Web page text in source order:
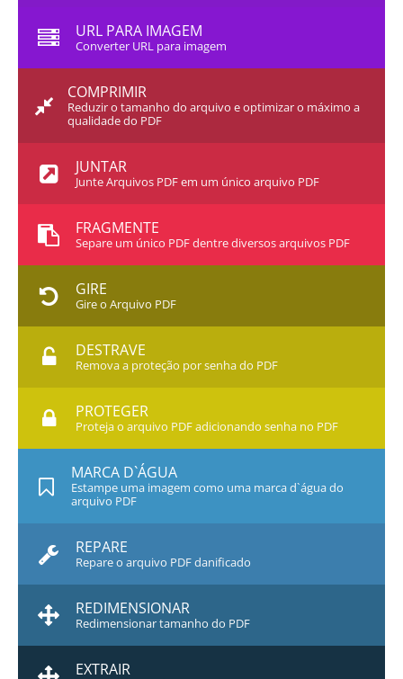
URL PARA IMAGEM
Converter URL para imagem
COMPRIMIR
Reduzir o tamanho do arquivo e optimizar o máximo a
qualidade do PDF
JUNTAR
Junte Arquivos PDF em um único arquivo PDF
FRAGMENTE
Separe um único PDF dentre diversos arquivos PDF
GIRE
Gire o Arquivo PDF
DESTRAVE
Remova a proteção por senha do PDF
PROTEGER
Proteja o arquivo PDF adicionando senha no PDF
MARCA D`ÁGUA
Estampe uma imagem como uma marca d`água do
arquivo PDF
REPARE
Repare o arquivo PDF danificado
REDIMENSIONAR
Redimensionar tamanho do PDF
EXTRAIR